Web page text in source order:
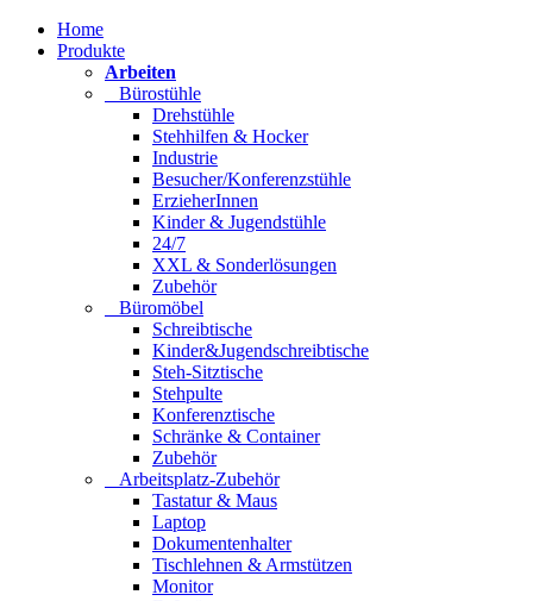
Home
Produkte
Arbeiten
Bürostühle
Drehstühle
Stehhilfen & Hocker
Industrie
Besucher/Konferenzstühle
ErzieherInnen
Kinder & Jugendstühle
24/7
XXL & Sonderlösungen
Zubehör
Büromöbel
Schreibtische
Kinder&Jugendschreibtische
Steh-Sitztische
Stehpulte
Konferenztische
Schränke & Container
Zubehör
Arbeitsplatz-Zubehör
Tastatur & Maus
Laptop
Dokumentenhalter
Tischlehnen & Armstützen
Monitor